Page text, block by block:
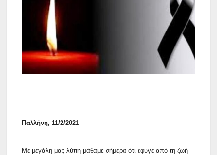
Παλλήνη, 11/2/2021
Με μεγάλη μας λύπη μάθαμε σήμερα ότι έφυγε από τη ζωή